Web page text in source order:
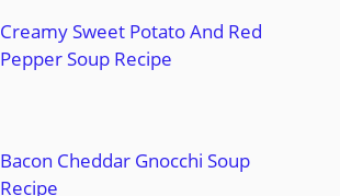
Creamy Sweet Potato And Red
Pepper Soup Recipe
Bacon Cheddar Gnocchi Soup
Recipe